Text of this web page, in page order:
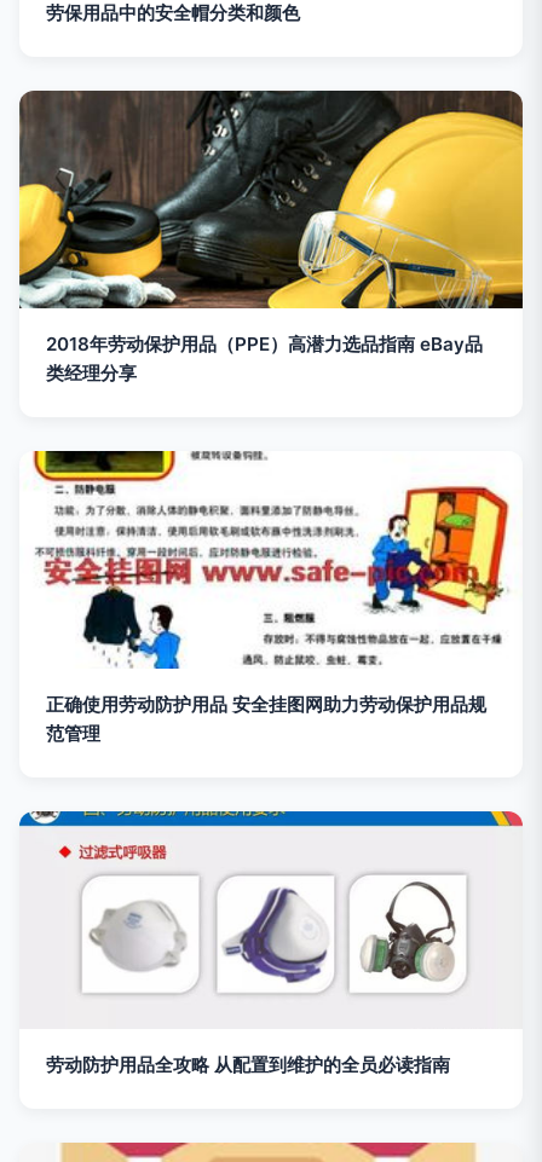
劳保用品中的安全帽分类和颜色
2018年劳动保护用品（PPE）高潜力选品指南 eBay品
类经理分享
正确使用劳动防护用品 安全挂图网助力劳动保护用品规
范管理
劳动防护用品全攻略 从配置到维护的全员必读指南